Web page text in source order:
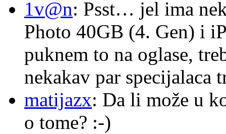
1v@n: Psst… jel ima
Photo 40GB (4. Gen) i
puknem to na oglase,
nekakav par
matijazx: Da li može u
o tome? :-)